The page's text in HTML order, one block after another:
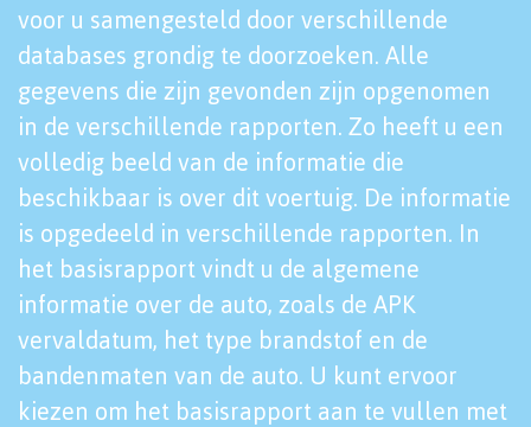
voor u samengesteld door verschillende
databases grondig te doorzoeken. Alle
gegevens die zijn gevonden zijn opgenomen
in de verschillende rapporten. Zo heeft u een
volledig beeld van de informatie die
beschikbaar is over dit voertuig. De informatie
is opgedeeld in verschillende rapporten. In
het basisrapport vindt u de algemene
informatie over de auto, zoals de APK
vervaldatum, het type brandstof en de
bandenmaten van de auto. U kunt ervoor
kiezen om het basisrapport aan te vullen met